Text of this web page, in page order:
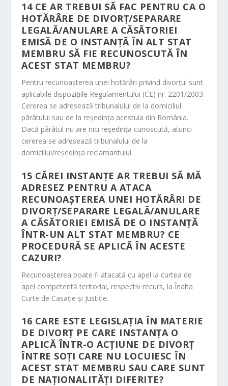
14 CE AR TREBUI SĂ FAC PENTRU CA O
HOTĂRÂRE DE DIVORŢ/SEPARARE
LEGALĂ/ANULARE A CĂSĂTORIEI
EMISĂ DE O INSTANŢĂ ÎN ALT STAT
MEMBRU SĂ FIE RECUNOSCUTĂ ÎN
ACEST STAT MEMBRU?
Pentru recunoaşterea unei hotărâri privind divorţul sunt
aplicabile dispoziţiile Regulamentului (CE) nr. 2201/2003.
Cererea se adresează tribunalului de la domiciliul
pârâtului sau de la reşedinţa acestuia din România.
Dacă pârâtul nu are nici reşedinţa cunoscută, atunci
cererea se adresează tribunalului de la
domiciliul/reşedinţa reclamantului.
15 CĂREI INSTANŢE AR TREBUI SĂ MĂ
ADRESEZ PENTRU A ATACA
RECUNOAŞTEREA UNEI HOTĂRÂRI DE
DIVORŢ/SEPARARE LEGALĂ/ANULARE
A CĂSĂTORIEI EMISĂ DE O INSTANŢĂ
ÎNTR-UN ALT STAT MEMBRU? CE
PROCEDURĂ SE APLICĂ ÎN ACESTE
CAZURI?
Recunoaşterea poate fi atacată cu apel la curtea de
apel competentă teritorial, respectiv recurs, la Înalta
Curte de Casaţie şi Justiţie.
16 CARE ESTE LEGISLAŢIA ÎN MATERIE
DE DIVORŢ PE CARE INSTANŢA O
APLICĂ ÎNTR-O ACŢIUNE DE DIVORŢ
ÎNTRE SOŢI CARE NU LOCUIESC ÎN
ACEST STAT MEMBRU SAU CARE SUNT
DE NAŢIONALITĂŢI DIFERITE?